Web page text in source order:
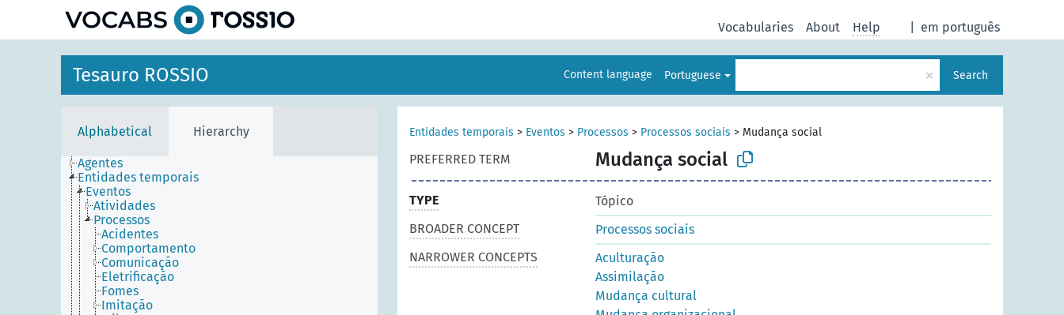
em português
Vocabularies About Help
Tesauro ROSSIO Content language Portuguese × Search
Alphabetical Hierarchy
Agentes
Entidades temporais
Eventos
Atividades
Processos
Acidentes
Comportamento
Comunicação
Eletrificação
Fomes
Imitação
Entidades temporais > Eventos > Processos > Processos sociais > Mudança social
PREFERRED TERM Mudança social
TYPE
Tópico
BROADER CONCEPT
Processos sociais
NARROWER CONCEPTS
Aculturação
Assimilação
Mudança cultural